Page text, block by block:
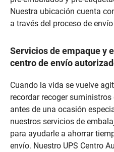
Nuestra ubicación cuenta
a través del proceso de
Servicios de empaque y
centro de envío
Cuando la vida se vuelve
recordar recoger
antes de una ocasión
nuestros servicios de
para ayudarle a ahorrar
envío. Nuestro UPS Centro